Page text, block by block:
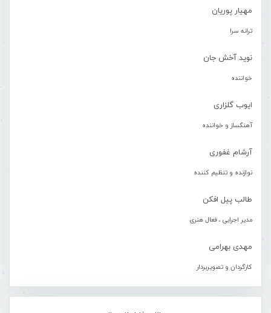
مهیار پوریان
ترانه سرا
نوید آخش جان
خواننده
ایوب گلزاری
آهنگساز و خواننده
آرشام غفوری
نوازنده و تنظیم کننده
طالب پیل افکن
مدیر اجرایی ، فعال هنری
مهدی بهرامی
کارگردان و تصویربردار